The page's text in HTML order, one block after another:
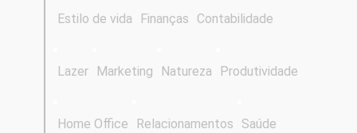
Estilo de vida Finanças Contabilidade
Lazer Marketing Natureza Produtividade
Home Office Relacionamentos Saúde